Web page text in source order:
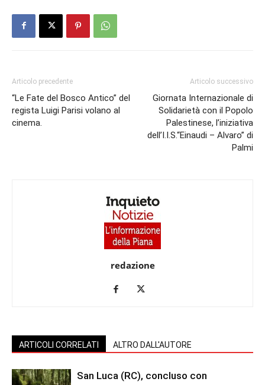
Articolo precedente
“Le Fate del Bosco Antico” del
regista Luigi Parisi volano al
cinema.
Articolo successivo
Giornata Internazionale di
Solidarietà con il Popolo
Palestinese, l’iniziativa
dell’I.I.S.“Einaudi – Alvaro” di
Palmi
redazione
ARTICOLI CORRELATI ALTRO DALL'AUTORE
San Luca (RC), concluso con